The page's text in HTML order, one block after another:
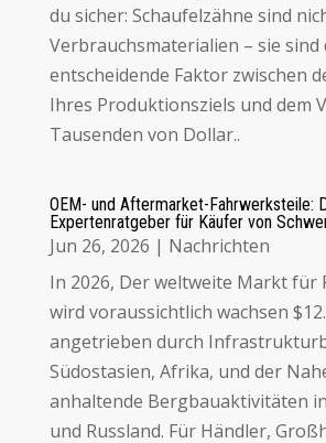
du sicher: Schaufelzähne sind
Verbrauchsmaterialien – sie sind
entscheidende Faktor zwischen
Ihres Produktionsziels und dem
Tausenden von Dollar..
OEM- und Aftermarket-Fahrwerksteile:
Expertenratgeber für Käufer von
Jun 26, 2026 | Nachrichten
In 2026, Der weltweite Markt für
wird voraussichtlich wachsen
angetrieben durch
Südostasien, Afrika, und der
anhaltende Bergbauaktivitäten
und Russland. Für Händler,